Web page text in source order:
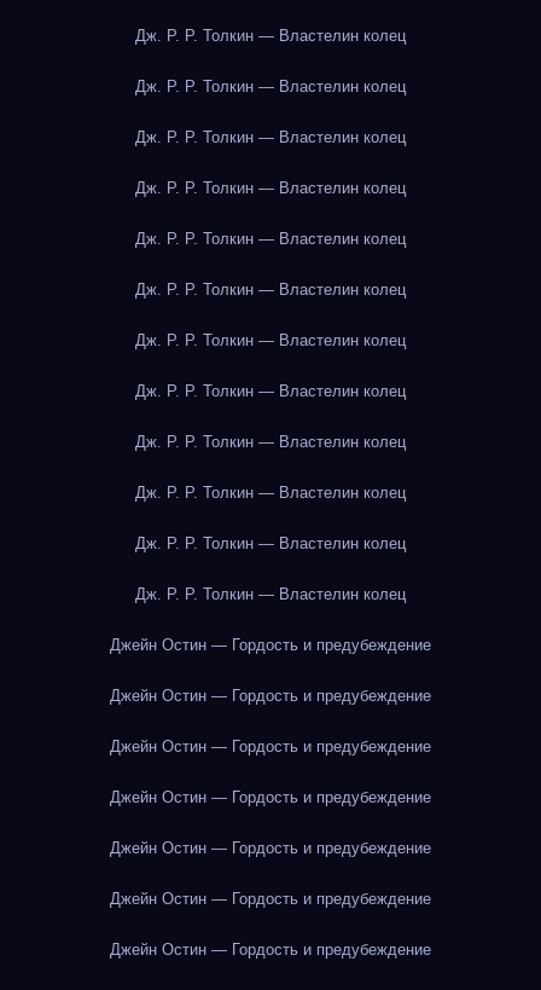
Дж. Р. Р. Толкин — Властелин колец
Дж. Р. Р. Толкин — Властелин колец
Дж. Р. Р. Толкин — Властелин колец
Дж. Р. Р. Толкин — Властелин колец
Дж. Р. Р. Толкин — Властелин колец
Дж. Р. Р. Толкин — Властелин колец
Дж. Р. Р. Толкин — Властелин колец
Дж. Р. Р. Толкин — Властелин колец
Дж. Р. Р. Толкин — Властелин колец
Дж. Р. Р. Толкин — Властелин колец
Дж. Р. Р. Толкин — Властелин колец
Дж. Р. Р. Толкин — Властелин колец
Джейн Остин — Гордость и предубеждение
Джейн Остин — Гордость и предубеждение
Джейн Остин — Гордость и предубеждение
Джейн Остин — Гордость и предубеждение
Джейн Остин — Гордость и предубеждение
Джейн Остин — Гордость и предубеждение
Джейн Остин — Гордость и предубеждение